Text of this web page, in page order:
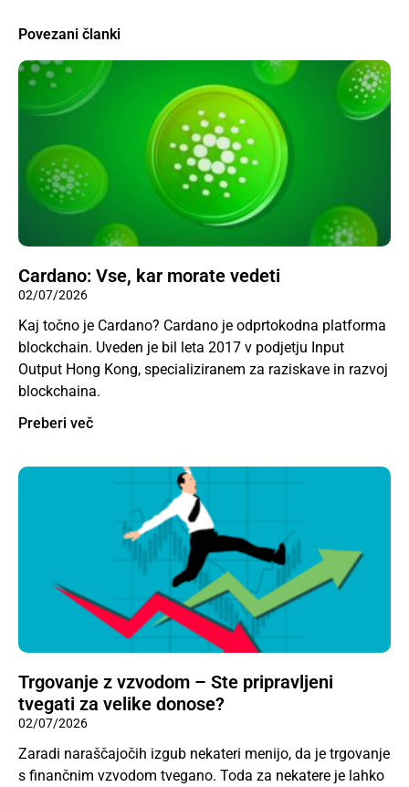
Povezani članki
Cardano: Vse, kar morate vedeti
02/07/2026
Kaj točno je Cardano? Cardano je odprtokodna platforma
blockchain. Uveden je bil leta 2017 v podjetju Input
Output Hong Kong, specializiranem za raziskave in razvoj
blockchaina.
Preberi več
Trgovanje z vzvodom – Ste pripravljeni
tvegati za velike donose?
02/07/2026
Zaradi naraščajočih izgub nekateri menijo, da je trgovanje
s finančnim vzvodom tvegano. Toda za nekatere je lahko